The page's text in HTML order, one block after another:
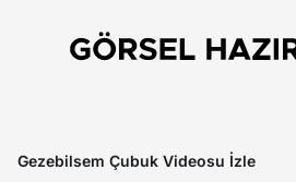
Gezebilsem Çubuk Videosu İzle